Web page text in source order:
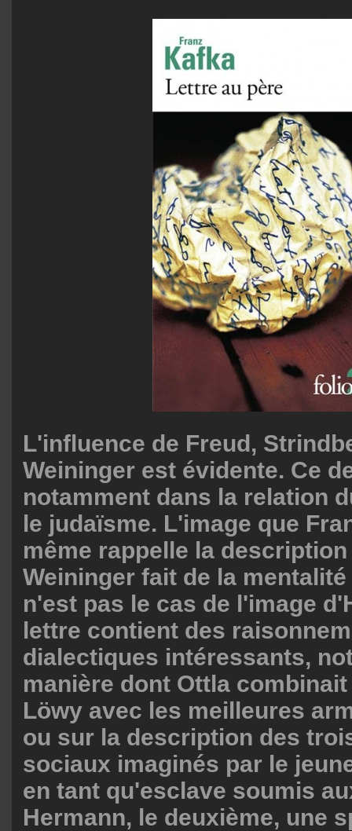
L'influence de Freud,
Weininger est évidente. Ce
notamment dans la relation
le judaïsme. L'image que
même rappelle la
Weininger fait de la
n'est pas le cas de l'image
lettre contient des
dialectiques intéressants,
manière dont Ottla
Löwy avec les meilleures
ou sur la description des
sociaux imaginés par le
en tant qu'esclave soumis
Hermann, le deuxième, une